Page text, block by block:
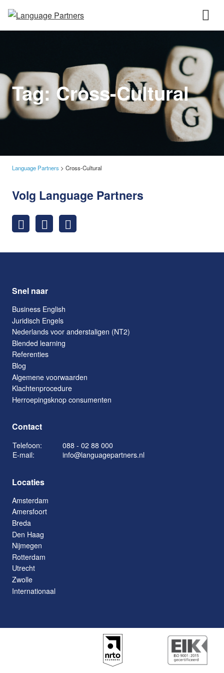
Tag: Cross-Cultural
Language Partners > Cross-Cultural
Volg Language Partners
Snel naar
Business English
Juridisch Engels
Nederlands voor anderstaligen (NT2)
Blended learning
Referenties
Blog
Algemene voorwaarden
Klachtenprocedure
Herroepingsknop consumenten
Contact
Telefoon:
088 - 02 88 000
E-mail:
info@languagepartners.nl
Locaties
Amsterdam
Amersfoort
Breda
Den Haag
Nijmegen
Rotterdam
Utrecht
Zwolle
Internationaal